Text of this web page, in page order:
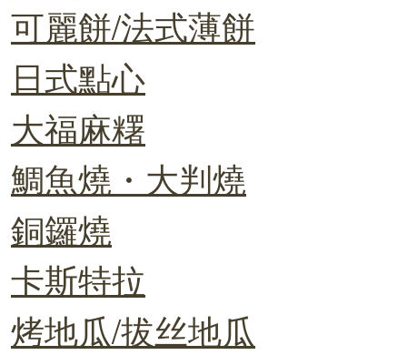
可麗餅/法式薄餅
日式點心
大福麻糬
鯛魚燒・大判燒
銅鑼燒
卡斯特拉
烤地瓜/拔丝地瓜